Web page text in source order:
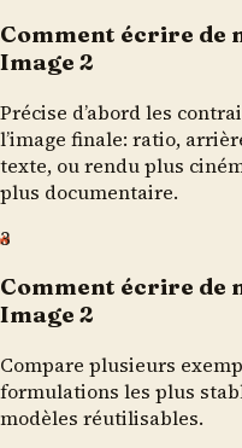
Comment écrire de
Image 2
Précise d’abord les
l’image finale: ratio,
texte, ou rendu plus
plus documentaire.
3
Comment écrire de
Image 2
Compare plusieurs
formulations les plus
modèles réutilisables.